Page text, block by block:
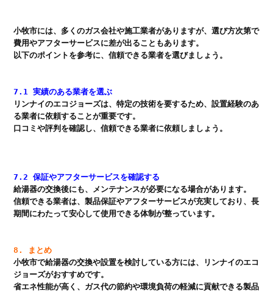
小牧市には、多くのガス会社や施工業者がありますが、選び方次第で
費用やアフターサービスに差が出ることもあります。
以下のポイントを参考に、信頼できる業者を選びましょう。
7.1 実績のある業者を選ぶ
リンナイのエコジョーズは、特定の技術を要するため、設置経験のあ
る業者に依頼することが重要です。
口コミや評判を確認し、信頼できる業者に依頼しましょう。
7.2 保証やアフターサービスを確認する
給湯器の交換後にも、メンテナンスが必要になる場合があります。
信頼できる業者は、製品保証やアフターサービスが充実しており、長
期間にわたって安心して使用できる体制が整っています。
8. まとめ
小牧市で給湯器の交換や設置を検討している方には、リンナイのエコ
ジョーズがおすすめです。
省エネ性能が高く、ガス代の節約や環境負荷の軽減に貢献できる製品